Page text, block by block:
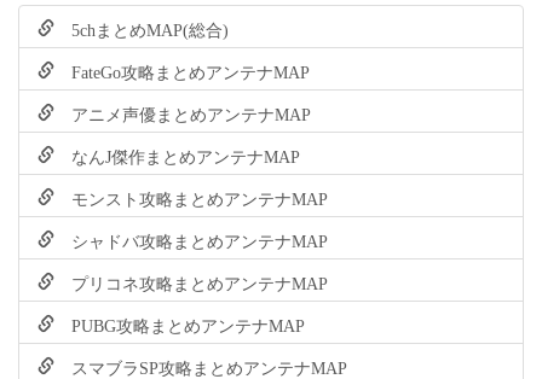
5chまとめMAP(総合)
FateGo攻略まとめアンテナMAP
アニメ声優まとめアンテナMAP
なんJ傑作まとめアンテナMAP
モンスト攻略まとめアンテナMAP
シャドバ攻略まとめアンテナMAP
プリコネ攻略まとめアンテナMAP
PUBG攻略まとめアンテナMAP
スマブラSP攻略まとめアンテナMAP